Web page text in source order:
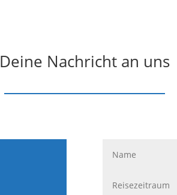
Deine Nachricht an uns